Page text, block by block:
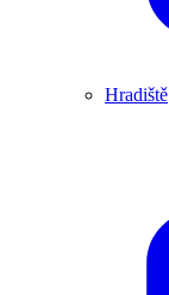
Hradiště